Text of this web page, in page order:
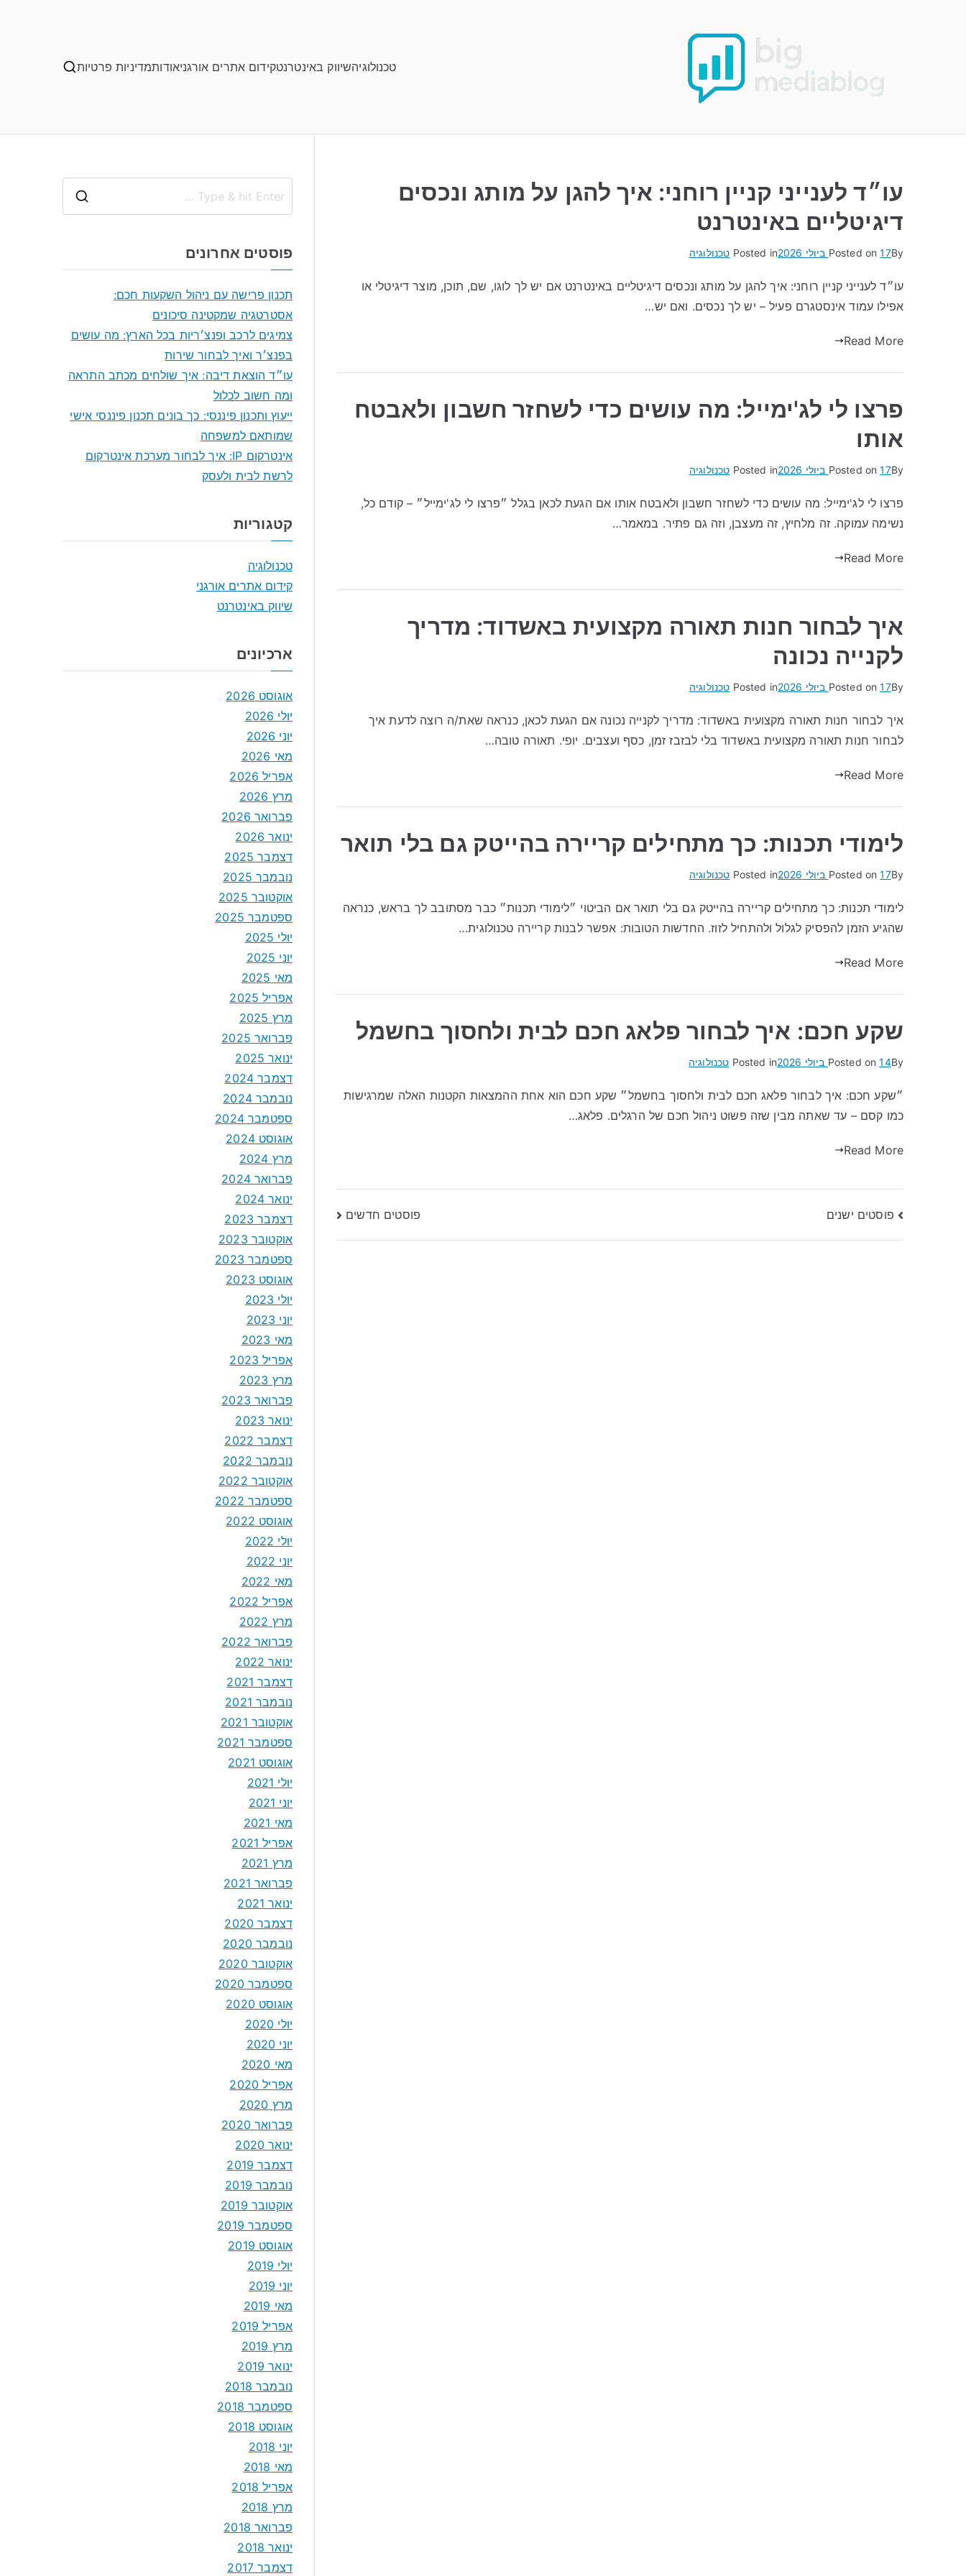
טכנולוגיהשיווק באינטרנטקידום אתרים אורגניאודותמדיניות פרטיות
עו״ד לענייני קניין רוחני: איך להגן על מותג ונכסים
דיגיטליים באינטרנט
By
Posted on17 ביולי 2026 Posted in טכנולוגיה
עו״ד לענייני קניין רוחני: איך להגן על מותג ונכסים דיגיטליים באינטרנט אם יש לך לוגו, שם, תוכן, מוצר דיגיטלי או
אפילו עמוד אינסטגרם פעיל – יש לך נכסים. ואם יש…
Read More
פרצו לי לג'ימייל: מה עושים כדי לשחזר חשבון ולאבטח
אותו
By
Posted on17 ביולי 2026 Posted in טכנולוגיה
פרצו לי לג'ימייל: מה עושים כדי לשחזר חשבון ולאבטח אותו אם הגעת לכאן בגלל ״פרצו לי לג'ימייל״ – קודם כל,
נשימה עמוקה. זה מלחיץ, זה מעצבן, וזה גם פתיר. במאמר…
Read More
איך לבחור חנות תאורה מקצועית באשדוד: מדריך
לקנייה נכונה
By
Posted on17 ביולי 2026 Posted in טכנולוגיה
איך לבחור חנות תאורה מקצועית באשדוד: מדריך לקנייה נכונה אם הגעת לכאן, כנראה שאת/ה רוצה לדעת איך
לבחור חנות תאורה מקצועית באשדוד בלי לבזבז זמן, כסף ועצבים. יופי. תאורה טובה…
Read More
לימודי תכנות: כך מתחילים קריירה בהייטק גם בלי תואר
By
Posted on17 ביולי 2026 Posted in טכנולוגיה
לימודי תכנות: כך מתחילים קריירה בהייטק גם בלי תואר אם הביטוי ״לימודי תכנות״ כבר מסתובב לך בראש, כנראה
שהגיע הזמן להפסיק לגלול ולהתחיל לזוז. החדשות הטובות: אפשר לבנות קריירה טכנולוגית…
Read More
שקע חכם: איך לבחור פלאג חכם לבית ולחסוך בחשמל
By
Posted on14 ביולי 2026 Posted in טכנולוגיה
״שקע חכם: איך לבחור פלאג חכם לבית ולחסוך בחשמל״ שקע חכם הוא אחת ההמצאות הקטנות האלה שמרגישות
כמו קסם – עד שאתה מבין שזה פשוט ניהול חכם של הרגלים. פלאג…
Read More
ניווט
פוסטים ישנים פוסטים חדשים
פוסטים אחרונים
תכנון פרישה עם ניהול השקעות חכם:
אסטרטגיה שמקטינה סיכונים
צמיגים לרכב ופנצ׳ריות בכל הארץ: מה עושים
בפנצ׳ר ואיך לבחור שירות
עו״ד הוצאת דיבה: איך שולחים מכתב התראה
ומה חשוב לכלול
ייעוץ ותכנון פיננסי: כך בונים תכנון פיננסי אישי
שמותאם למשפחה
אינטרקום IP: איך לבחור מערכת אינטרקום
לרשת לבית ולעסק
קטגוריות
טכנולוגיה
קידום אתרים אורגני
שיווק באינטרנט
ארכיונים
אוגוסט 2026
יולי 2026
יוני 2026
מאי 2026
אפריל 2026
מרץ 2026
פברואר 2026
ינואר 2026
דצמבר 2025
נובמבר 2025
אוקטובר 2025
ספטמבר 2025
יולי 2025
יוני 2025
מאי 2025
אפריל 2025
מרץ 2025
פברואר 2025
ינואר 2025
דצמבר 2024
נובמבר 2024
ספטמבר 2024
אוגוסט 2024
מרץ 2024
פברואר 2024
ינואר 2024
דצמבר 2023
אוקטובר 2023
ספטמבר 2023
אוגוסט 2023
יולי 2023
יוני 2023
מאי 2023
אפריל 2023
מרץ 2023
פברואר 2023
ינואר 2023
דצמבר 2022
נובמבר 2022
אוקטובר 2022
ספטמבר 2022
אוגוסט 2022
יולי 2022
יוני 2022
מאי 2022
אפריל 2022
מרץ 2022
פברואר 2022
ינואר 2022
דצמבר 2021
נובמבר 2021
אוקטובר 2021
ספטמבר 2021
אוגוסט 2021
יולי 2021
יוני 2021
מאי 2021
אפריל 2021
מרץ 2021
פברואר 2021
ינואר 2021
דצמבר 2020
נובמבר 2020
אוקטובר 2020
ספטמבר 2020
אוגוסט 2020
יולי 2020
יוני 2020
מאי 2020
אפריל 2020
מרץ 2020
פברואר 2020
ינואר 2020
דצמבר 2019
נובמבר 2019
אוקטובר 2019
ספטמבר 2019
אוגוסט 2019
יולי 2019
יוני 2019
מאי 2019
אפריל 2019
מרץ 2019
ינואר 2019
נובמבר 2018
ספטמבר 2018
אוגוסט 2018
יוני 2018
מאי 2018
אפריל 2018
מרץ 2018
פברואר 2018
ינואר 2018
דצמבר 2017